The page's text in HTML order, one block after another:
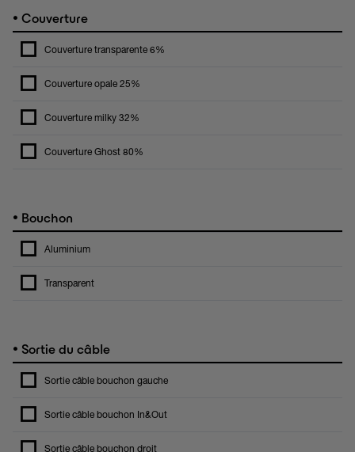
• Couverture
Couverture transparente 6%
Couverture opale 25%
Couverture milky 32%
Couverture Ghost 80%
• Bouchon
Aluminium
Transparent
• Sortie du câble
Sortie câble bouchon gauche
Sortie câble bouchon In&Out
Sortie câble bouchon droit